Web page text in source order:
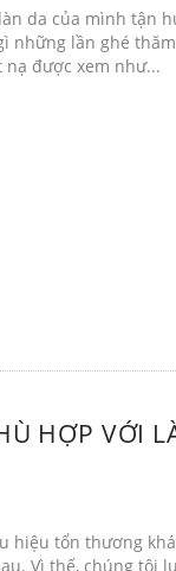
da của mình tận
những lần ghé
nạ được xem như...
HỢP VỚI
hiệu tổn thương
Vì thế, chúng tôi